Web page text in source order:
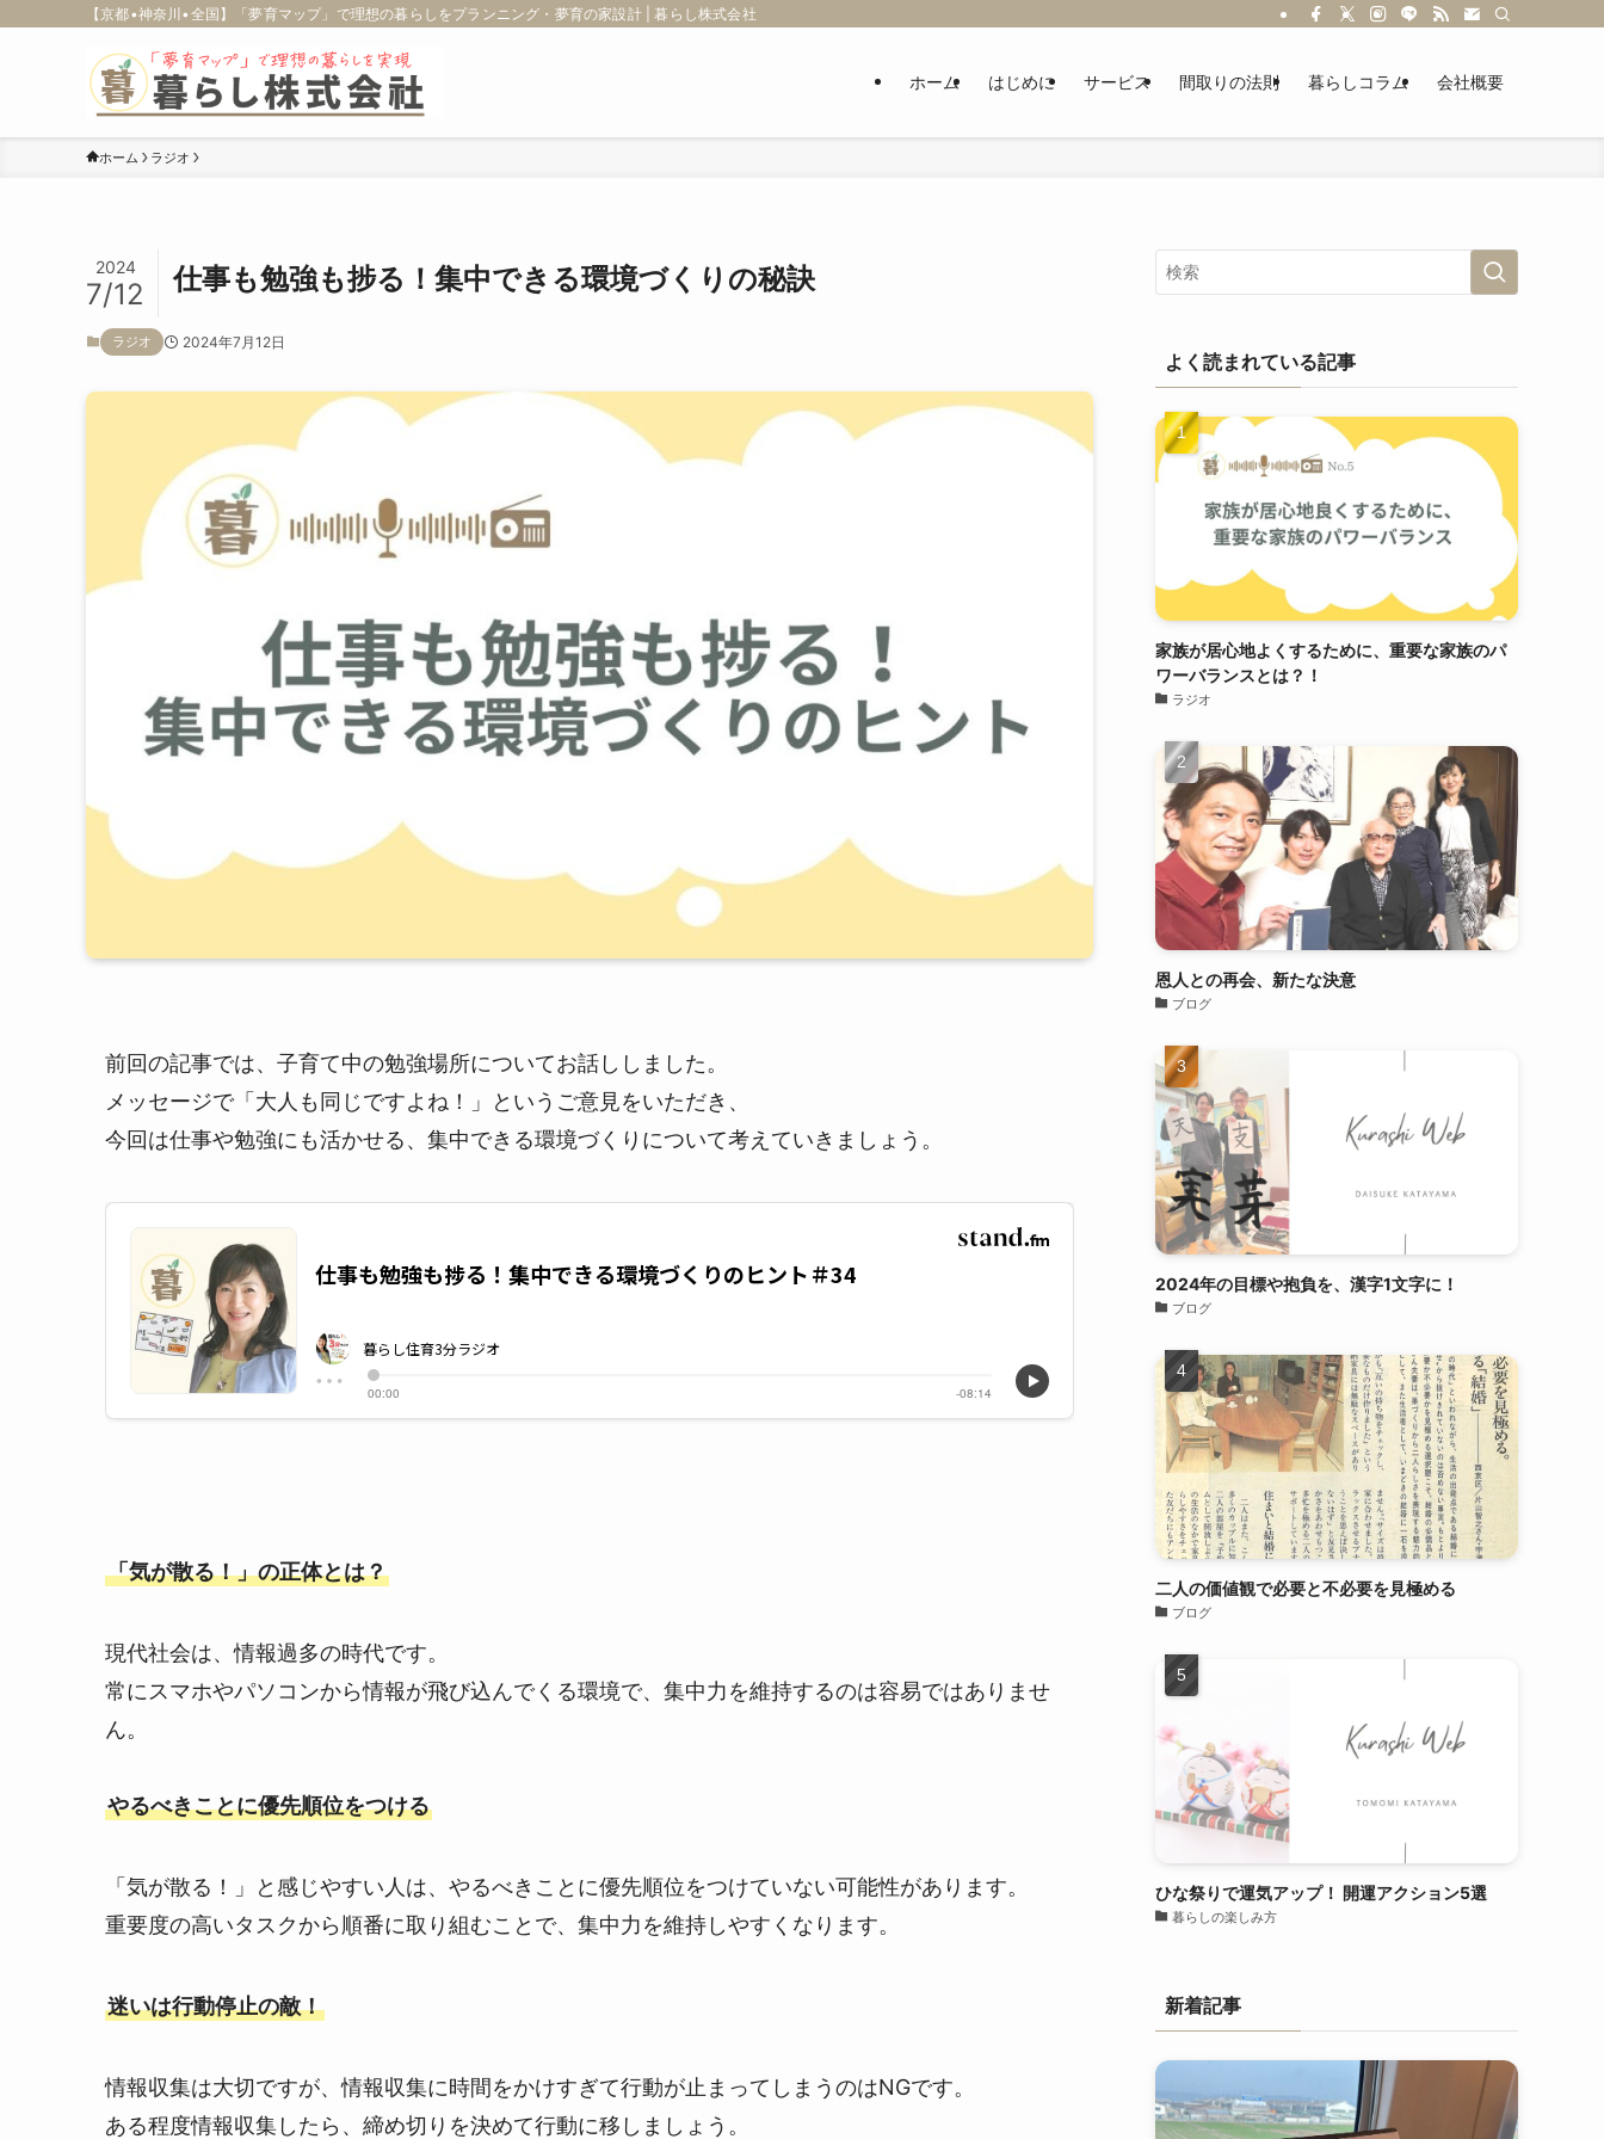
【京都•神奈川•全国】「夢育マップ」で理想の暮らしをプランニング・夢育の家設計 | 暮らし株式会社
ホーム はじめに サービス 間取りの法則 暮らしコラム 会社概要
ホーム ラジオ
仕事も勉強も捗る！集中できる環境づくりの秘訣
2024
7/12
ラジオ 2024年7月12日
前回の記事では、子育て中の勉強場所についてお話ししました。
メッセージで「大人も同じですよね！」というご意見をいただき、
今回は仕事や勉強にも活かせる、集中できる環境づくりについて考えていきましょう。
「気が散る！」の正体とは？
現代社会は、情報過多の時代です。
常にスマホやパソコンから情報が飛び込んでくる環境で、集中力を維持するのは容易ではありませ
ん。
やるべきことに優先順位をつける
「気が散る！」と感じやすい人は、やるべきことに優先順位をつけていない可能性があります。
重要度の高いタスクから順番に取り組むことで、集中力を維持しやすくなります。
迷いは行動停止の敵！
情報収集は大切ですが、情報収集に時間をかけすぎて行動が止まってしまうのはNGです。
ある程度情報収集したら、締め切りを決めて行動に移しましょう。
よく読まれている記事
家族が居心地よくするために、重要な家族のパ
ワーバランスとは？！
ラジオ
恩人との再会、新たな決意
ブログ
2024年の目標や抱負を、漢字1文字に！
ブログ
二人の価値観で必要と不必要を見極める
ブログ
ひな祭りで運気アップ！ 開運アクション5選
暮らしの楽しみ方
新着記事